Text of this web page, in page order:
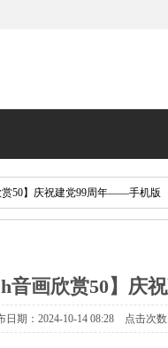
赏50】庆祝建党99周年——手机版
音画欣赏50】
日期：2024-10-14 08:28 点击次数